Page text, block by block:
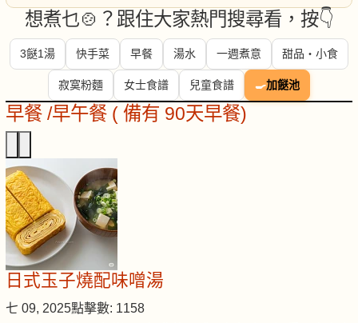
想煮乜🍲？跟住大家熱門搜尋看，按👇
3餸1湯 快手菜 早餐 湯水 一週煮意 甜品・小食
寂寞粉麵 女士食譜 兒童食譜 🍳加餸池
早餐 /早午餐 ( 備有 90天早餐)
日式玉子燒配味噌湯
七 09, 2025點擊數: 1158